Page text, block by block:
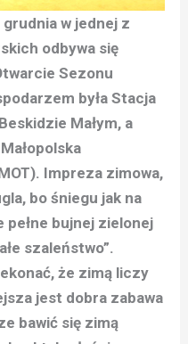
w jednej z
odbywa się
Sezonu
była Stacja
Małym, a
Impreza zimowa,
bo śniegu jak na
bujnej zielonej
szaleństwo”.
że zimą liczy
jest dobra zabawa
bawić się zimą